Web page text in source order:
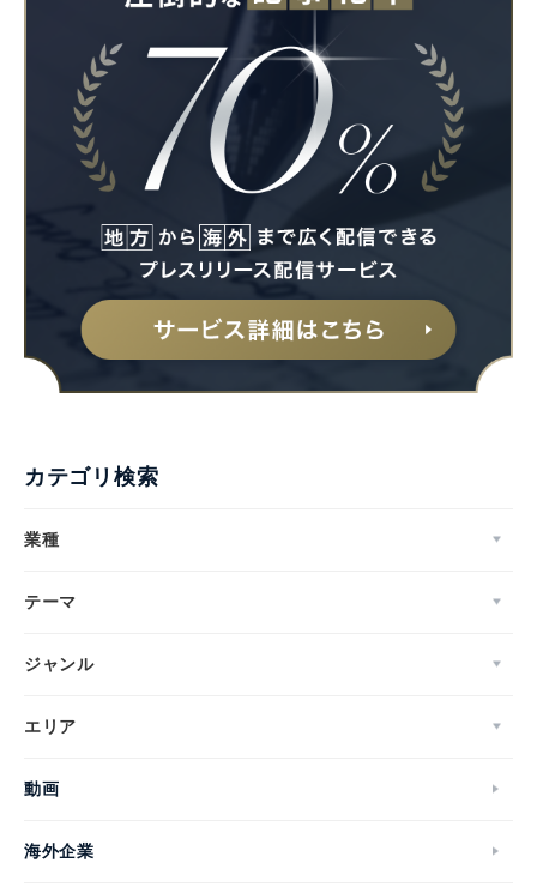
カテゴリ検索
業種
テーマ
ジャンル
エリア
動画
海外企業